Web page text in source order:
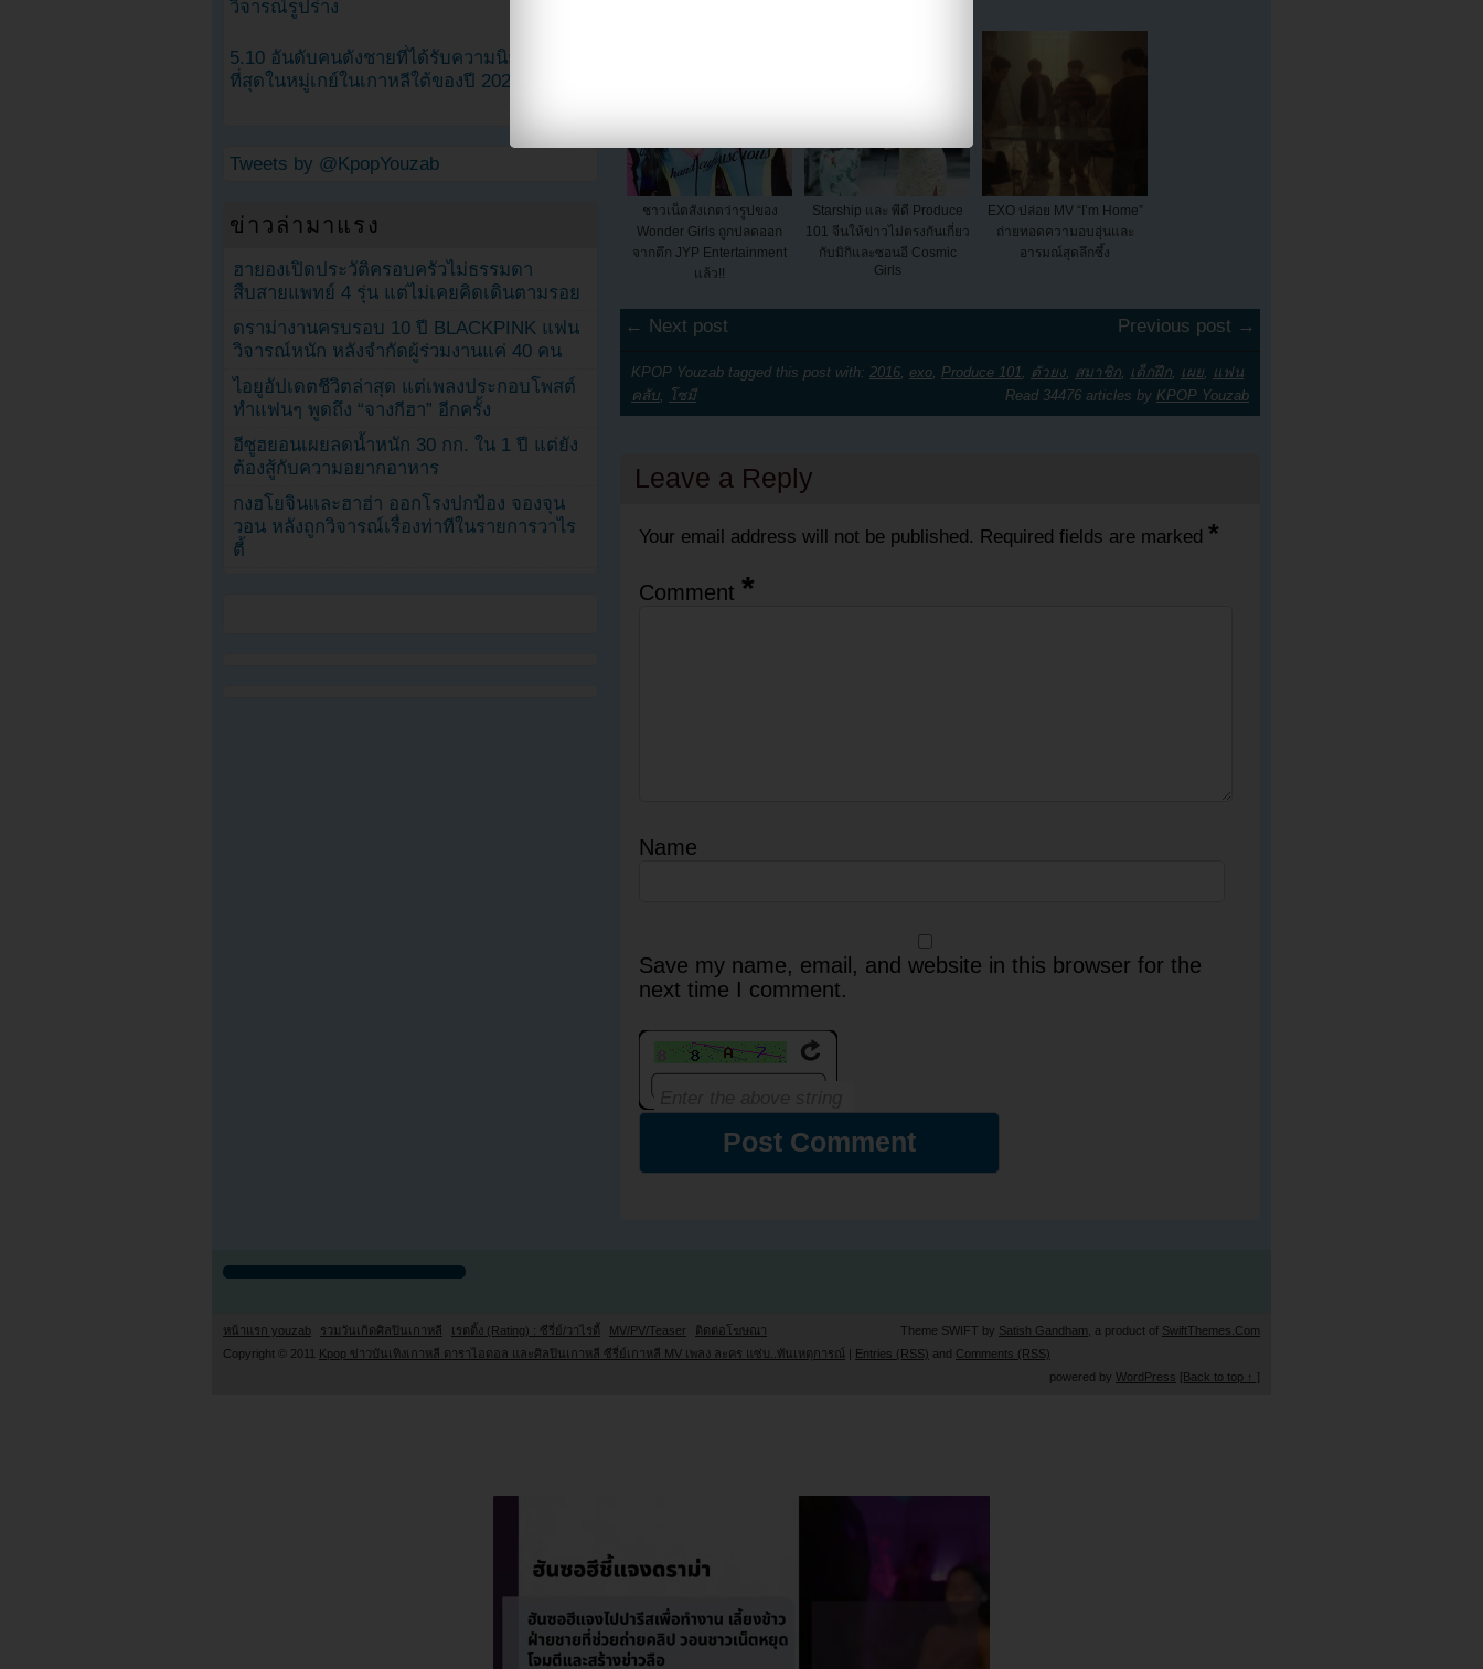
ชาวเน็ตสังเกตว่ารูปของ
Wonder Girls ถูกปลดออก
จากตึก JYP Entertainment
แล้ว!!
Starship และ พีดี Produce
101 จีนให้ข่าวไม่ตรงกันเกี่ยว
กับมิกิและซอนอี Cosmic
Girls
EXO ปล่อย MV “I’m Home”
ถ่ายทอดความอบอุ่นและ
อารมณ์สุดลึกซึ้ง
← Next post Previous post →
KPOP Youzab tagged this post with: 2016 exo Produce 101 ตัวยง สมาชิก เด็กฝึก เผย
แฟน
คลับ
โซมี Read 34476 articles by KPOP Youzab
Leave a Reply
Your email address will not be published. Required fields are marked *
Comment *
Name
Save my name, email, and website in this browser for the
next time I comment.
วิจารณ์รูปร่าง
5.10 อันดับคนดังชายที่ได้รับความนิยมมาก
ที่สุดในหมู่เกย์ในเกาหลีใต้ของปี 2023
Tweets by @KpopYouzab
ข่าวล่ามาแรง
ฮายองเปิดประวัติครอบครัวไม่ธรรมดา
สืบสายแพทย์ 4 รุ่น แต่ไม่เคยคิดเดินตามรอย
ดราม่างานครบรอบ 10 ปี BLACKPINK แฟน
วิจารณ์หนัก หลังจำกัดผู้ร่วมงานแค่ 40 คน
ไอยูอัปเดตชีวิตล่าสุด แต่เพลงประกอบโพสต์
ทำแฟนๆ พูดถึง “จางกีฮา” อีกครั้ง
อีซูฮยอนเผยลดน้ำหนัก 30 กก. ใน 1 ปี แต่ยัง
ต้องสู้กับความอยากอาหาร
กงฮโยจินและฮาฮ่า ออกโรงปกป้อง จองจุน
วอน หลังถูกวิจารณ์เรื่องท่าทีในรายการวาไร
ตี้
หน้าแรก youzab รวมวันเกิดศิลปินเกาหลี เรตติ้ง (Rating) : ซีรี่ย์/วาไรตี้ MV/PV/Teaser ติดต่อโฆษณา Theme SWIFT by Satish Gandham , a product of SwiftThemes.Com
Copyright © 2011 Kpop ข่าวบันเทิงเกาหลี ดาราไอดอล และศิลปินเกาหลี ซีรี่ย์เกาหลี MV เพลง ละคร แซ่บ..ทันเหตุการณ์ | Entries (RSS) and Comments (RSS)
powered by WordPress [Back to top ↑ ]